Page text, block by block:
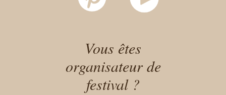
Vous êtes
organisateur de
festival ?